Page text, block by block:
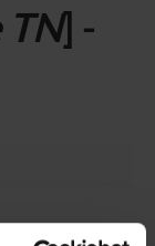
TN] -